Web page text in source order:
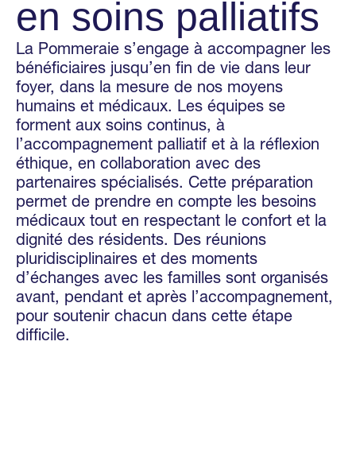
en soins palliatifs
La Pommeraie s’engage à accompagner les
bénéficiaires jusqu’en fin de vie dans leur
foyer, dans la mesure de nos moyens
humains et médicaux. Les équipes se
forment aux soins continus, à
l’accompagnement palliatif et à la réflexion
éthique, en collaboration avec des
partenaires spécialisés. Cette préparation
permet de prendre en compte les besoins
médicaux tout en respectant le confort et la
dignité des résidents. Des réunions
pluridisciplinaires et des moments
d’échanges avec les familles sont organisés
avant, pendant et après l’accompagnement,
pour soutenir chacun dans cette étape
difficile.